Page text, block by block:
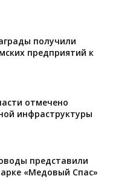
получили
предприятий к
отмечено
инфраструктуры
представили
«Медовый Спас»